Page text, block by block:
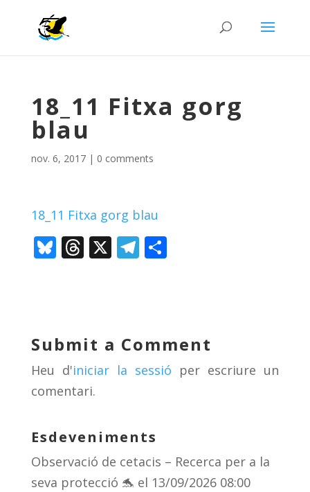
18_11 Fitxa gorg
blau
nov. 6, 2017| 0 comments
18_11 Fitxa gorg blau
Bl
y
T
d
s
X T
a
m
C
ar
te
ix
Submit a Comment
Heu d'iniciar la sessió per escriure un
comentari.
Esdeveniments
Observació de cetacis – Recerca per a la
seva protecció 🐬 el 13/09/2026 08:00